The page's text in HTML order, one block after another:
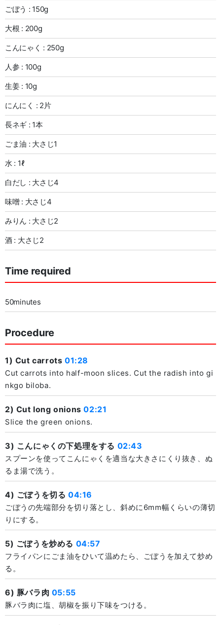
ごぼう : 150g
大根 : 200g
こんにゃく : 250g
人参 : 100g
生姜 : 10g
にんにく : 2片
長ネギ : 1本
ごま油 : 大さじ1
水 : 1ℓ
白だし : 大さじ4
味噌 : 大さじ4
みりん : 大さじ2
酒 : 大さじ2
Time required
50minutes
Procedure
1) Cut carrots 01:28
Cut carrots into half-moon slices. Cut the radish into gi
nkgo biloba.
2) Cut long onions02:21
Slice the green onions.
3) こんにゃくの下処理をする 02:43
スプーンを使ってこんにゃくを適当な大きさにくり抜き、ぬ
るま湯で洗う。
4) ごぼうを切る 04:16
ごぼうの先端部分を切り落とし、斜めに6mm幅くらいの薄切
りにする。
5) ごぼうを炒める 04:57
フライパンにごま油をひいて温めたら、ごぼうを加えて炒め
る。
6) 豚バラ肉 05:55
豚バラ肉に塩、胡椒を振り下味をつける。